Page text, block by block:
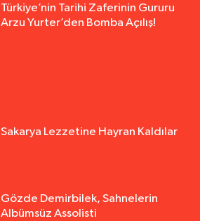
Türkiye’nin Tarihi Zaferinin Gururu
Arzu Yurter’den Bomba Açılış!
Sakarya Lezzetine Hayran Kaldılar
Gözde Demirbilek, Sahnelerin
Albümsüz Assolisti